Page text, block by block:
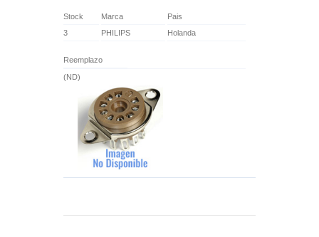
Stock Marca
Pais
3
PHILIPS Holanda
Reemplazo
(ND)